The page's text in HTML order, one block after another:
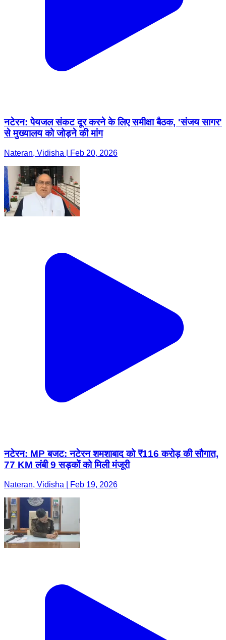
नटेरन: पेयजल संकट दूर करने के लिए समीक्षा बैठक, 'संजय सागर'
से मुख्यालय को जोड़ने की मांग
Nateran, Vidisha | Feb 20, 2026
नटेरन: MP बजट: नटेरन शमशाबाद को ₹116 करोड़ की सौगात,
77 KM लंबी 9 सड़कों को मिली मंजूरी
Nateran, Vidisha | Feb 19, 2026